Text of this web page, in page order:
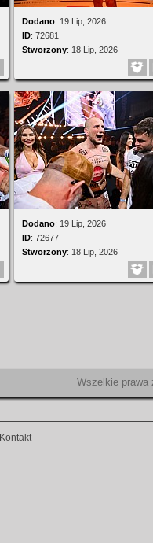
Dodano: 19 Lip, 2026
ID: 72681
Stworzony: 18 Lip, 2026
Dodano: 19 Lip, 2026
ID: 72677
Stworzony: 18 Lip, 2026
Kontakt